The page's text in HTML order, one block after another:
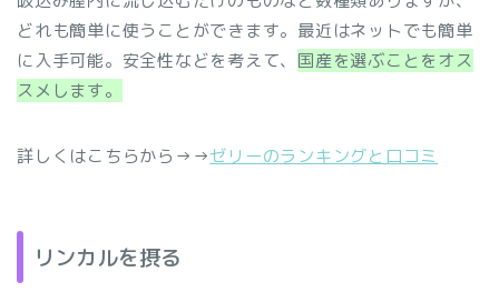
どれも簡単に使うことができます。最近はネットでも簡単
に入手可能。安全性などを考えて、 国産を選ぶことをオス
スメします。
詳しくはこちらから→→ゼリーのランキングと口コミ
リンカルを摂る